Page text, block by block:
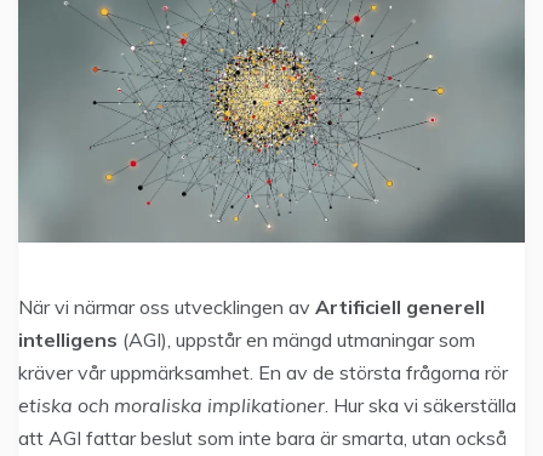
När vi närmar oss utvecklingen av Artificiell generell
intelligens (AGI), uppstår en mängd utmaningar som
kräver vår uppmärksamhet. En av de största frågorna rör
etiska och moraliska implikationer . Hur ska vi säkerställa
att AGI fattar beslut som inte bara är smarta, utan också